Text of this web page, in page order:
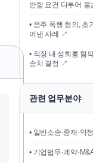
반함 요건 다투어 불
• 음주 폭행 혐의, 초
어낸 사례
↗
• 직장 내 성희롱 혐
송치 결정 ↗
관련 업무분야
• 일반소송·중재·약
• 기업법무·계약